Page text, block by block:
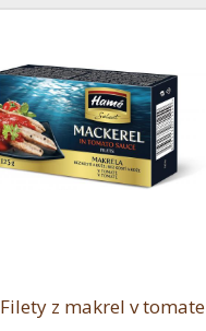
Filety z makrel v tomate